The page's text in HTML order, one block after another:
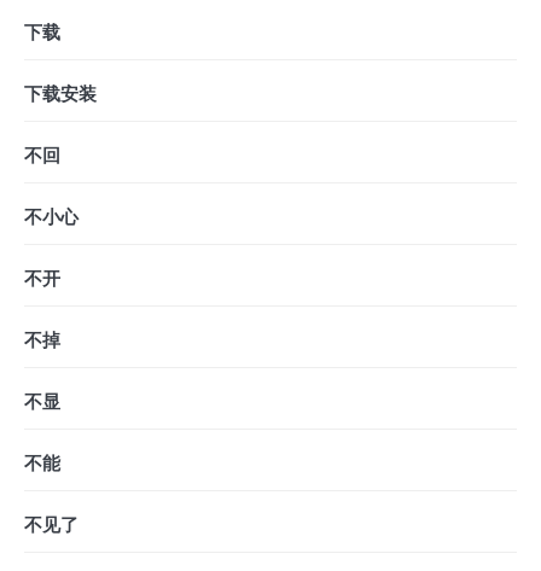
下载
下载安装
不回
不小心
不开
不掉
不显
不能
不见了